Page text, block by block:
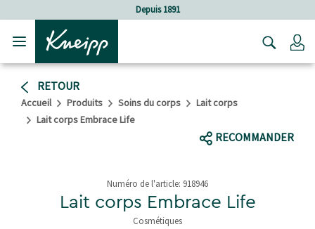
Sauter au contenu du pied de page
Depuis 1891
RETOUR
Accueil Produits Soins du corps
Lait corps
Lait corps Embrace Life
RECOMMANDER
Numéro de l'article: 918946
Lait corps Embrace Life
Cosmétiques